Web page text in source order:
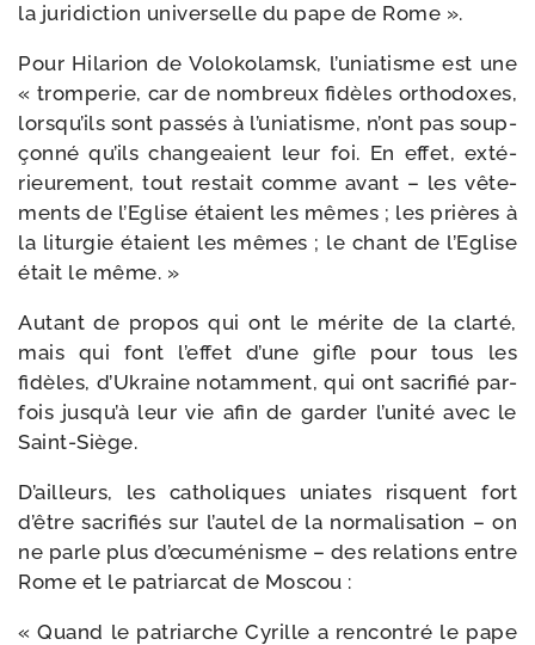
la juri­dic­tion uni­ver­selle du pape de Rome ».
Pour Hilarion de Volokolamsk, l’uniatisme est une
« trom­pe­rie, car de nom­breux fidèles ortho­doxes,
lorsqu’ils sont pas­sés à l’uniatisme, n’ont pas soup­
çon­né qu’ils chan­geaient leur foi. En effet, exté­
rieu­re­ment, tout res­tait comme avant – les vête­
ments de l’Eglise étaient les mêmes ; les prières à
la litur­gie étaient les mêmes ; le chant de l’Eglise
était le même. »
Autant de pro­pos qui ont le mérite de la clar­té,
mais qui font l’effet d’une gifle pour tous les
fidèles, d’Ukraine notam­ment, qui ont sacri­fié par­
fois jusqu’à leur vie afin de gar­der l’unité avec le
Saint-Siège.
D’ailleurs, les catho­liques uniates risquent fort
d’être sacri­fiés sur l’autel de la nor­ma­li­sa­tion – on
ne parle plus d’œcuménisme – des rela­tions entre
Rome et le patriar­cat de Moscou :
« Quand le patriarche Cyrille a ren­con­tré le pape